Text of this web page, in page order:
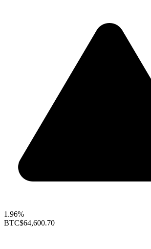
1.96%
BTC$64,600.70